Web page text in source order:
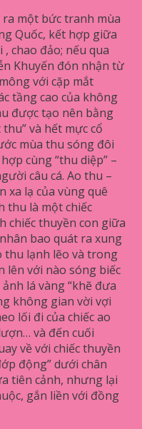
ra một bức tranh mùa
Quốc, kết hợp giữa
, chao đảo; nếu qua
Khuyến đón nhận từ
với cặp mắt
tầng cao của không
được tạo nên bằng
và hết mực cổ
mùa thu sóng đôi
cùng “thu diệp” –
câu cá. Ao thu –
xa lạ của vùng quê
thu là một chiếc
chiếc thuyền con giữa
bao quát ra xung
thu lạnh lẽo và trong
lên với nào sóng biếc
lá vàng “khẽ đưa
không gian vời vợi
lối đi của chiếc ao
và đến cuối
về với chiếc thuyền
động” dưới chân
tiên cảnh, nhưng lại
gắn liền với đồng